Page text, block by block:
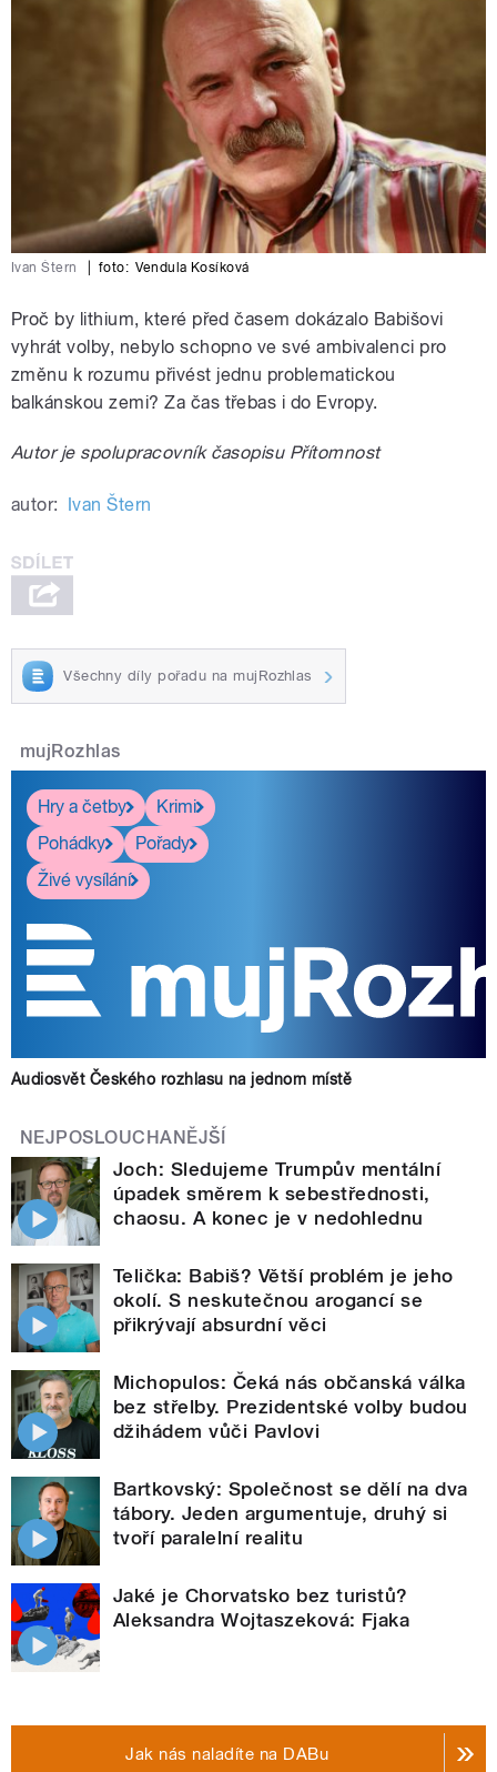
Ivan Štern foto: Vendula Kosíková
Proč by lithium, které před časem dokázalo Babišovi
vyhrát volby, nebylo schopno ve své ambivalenci pro
změnu k rozumu přivést jednu problematickou
balkánskou zemi? Za čas třebas i do Evropy.
Autor je spolupracovník časopisu Přítomnost
autor: Ivan Štern
Všechny díly pořadu na mujRozhlas
mujRozhlas
Hry a četby
Krimi
Pohádky
Pořady
Živé vysílání
Audiosvět Českého rozhlasu na jednom místě
NEJPOSLOUCHANĚJŠÍ
Joch: Sledujeme Trumpův mentální
úpadek směrem k sebestřednosti,
chaosu. A konec je v nedohlednu
Telička: Babiš? Větší problém je jeho
okolí. S neskutečnou arogancí se
přikrývají absurdní věci
Michopulos: Čeká nás občanská válka
bez střelby. Prezidentské volby budou
džihádem vůči Pavlovi
Bartkovský: Společnost se dělí na dva
tábory. Jeden argumentuje, druhý si
tvoří paralelní realitu
Jaké je Chorvatsko bez turistů?
Aleksandra Wojtaszeková: Fjaka
Jak nás naladíte na DABu